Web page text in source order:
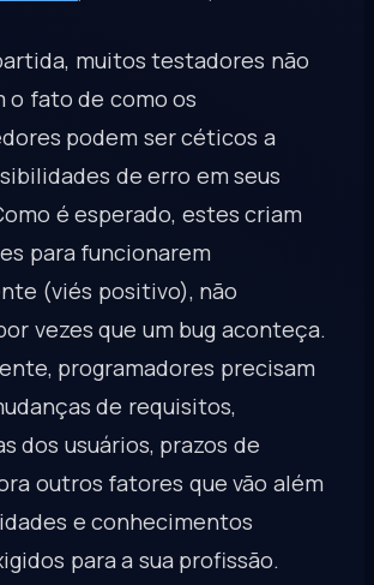
muitos testadores não
o fato de como os
podem ser céticos a
de erro em seus
é esperado, estes criam
para funcionarem
(viés positivo), não
vezes que um bug aconteça.
programadores precisam
de requisitos,
dos usuários, prazos de
outros fatores que vão além
e conhecimentos
para a sua profissão.